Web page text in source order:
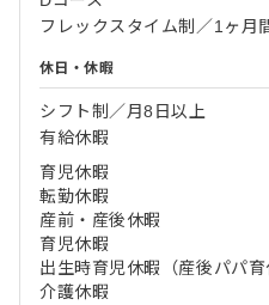
フレックスタイム制／1ヶ月
休日・休暇
シフト制／月8日以上
有給休暇
育児休暇
転勤休暇
産前・産後休暇
育児休暇
出生時育児休暇（産後パパ育
介護休暇